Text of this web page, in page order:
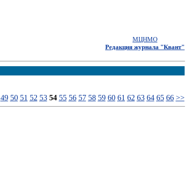
МЦНМО
Редакция журнала "Квант"
49 50 51 52 53 54 55 56 57 58 59 60 61 62 63 64 65 66 >>